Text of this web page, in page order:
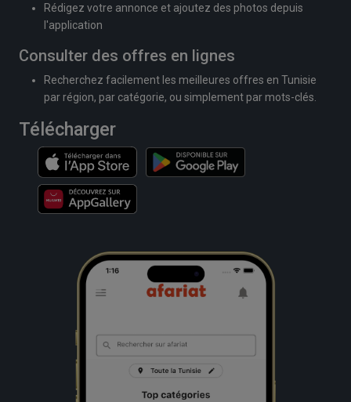
Rédigez votre annonce et ajoutez des photos depuis
l'application
Consulter des offres en lignes
Recherchez facilement les meilleures offres en Tunisie
par région, par catégorie, ou simplement par mots-clés.
Télécharger